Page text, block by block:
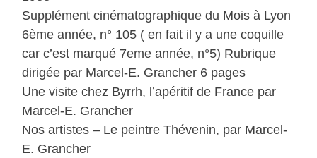
Supplément cinématographique du Mois à Lyon
6ème année, n° 105 ( en fait il y a une coquille
car c’est marqué 7eme année, n°5) Rubrique
dirigée par Marcel-E. Grancher 6 pages
Une visite chez Byrrh, l’apéritif de France par
Marcel-E. Grancher
Nos artistes – Le peintre Thévenin, par Marcel-
E. Grancher